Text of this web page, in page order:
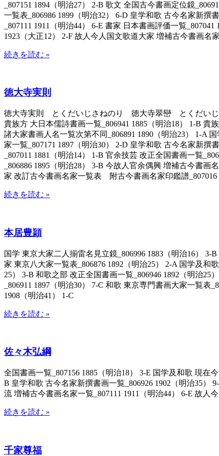
_807151 1894（明治27） 2-B 歌文 全国古今書画定位鏡
一覧表_806986 1899（明治32） 6-D 皇学和歌 古今名家新撰
_807111 1911（明治44） 6-E 書家 日本書画評価一覧
1923（大正12） 2-F 故人今人国文歌道大家 増補古今書画名
続きを読む »
徳大寺実則
徳大寺実則 とくだいじさねのり 徳大寺翠巒 とくだいじす
貴族方 大日本儒詩書画一覧_806941 1885（明治18） 1-B 貴
諸大家書画人名一覧次第不同_806891 1890（明治23） 1-A
家一覧_807171 1897（明治30） 2-D 皇学和歌 古今名家新撰
_807011 1881（明治14） 1-B 官余技芸 改正全国書画一覧
_806886 1895（明治28） 3-B 今故人官余偶興 増補古今書
家 改訂古今書画名家一覧表 附古今書画名家印鑑譜_807016
続きを読む »
本居豊頴
国学 東京大家二人揃雷名見立鏡_806996 1883（明治16） 3-
家 東京八大家一覧表_806876 1892（明治25） 2-A 国学及和
25） 3-B 和歌之部 改正全国書画一覧_806946 1892（明治25
_806911 1897（明治30） 7-C 和歌 東京専門書画大家一覧
1908（明治41） 1-C
続きを読む »
佐々木弘綱
全国書画一覧_807156 1885（明治18） 3-E 国学及和歌 現在
B 皇学和歌 古今名家新撰書画一覧_806926 1902（明治35）
流 増補古今書画名家一覧_807111 1911（明治44） 6-E 故人
続きを読む »
千家尊福